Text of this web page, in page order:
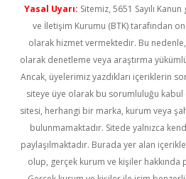
Yasal Uyarı: Sitemiz, 5651 Sayılı
ve İletişim Kurumu (BTK) tarafından
olarak hizmet vermektedir. Bu
olarak denetleme veya araştırma
Ancak, üyelerimiz yazdıkları içeriklerin
siteye üye olarak bu sorumluluğu kabul
sitesi, herhangi bir marka, kurum veya
bulunmamaktadır. Sitede yalnızca
paylaşılmaktadır. Burada yer alan
olup, gerçek kurum ve kişiler hakkında